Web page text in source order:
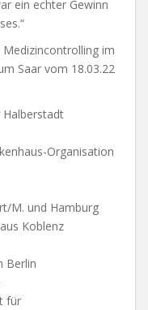
ein echter Gewinn
Medizincontrolling im
Saar vom 18.03.22
Halberstadt
Organisation
M. und Hamburg
Koblenz
Berlin
für